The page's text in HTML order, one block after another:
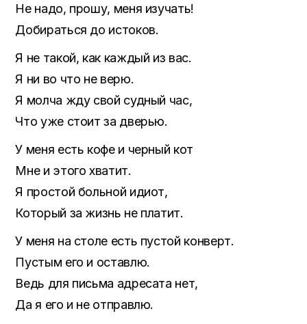
Не надо, прошу, меня изучать!
Добираться до истоков.
Я не такой, как каждый из вас.
Я ни во что не верю.
Я молча жду свой судный час,
Что уже стоит за дверью.
У меня есть кофе и черный кот
Мне и этого хватит.
Я простой больной идиот,
Который за жизнь не платит.
У меня на столе есть пустой конверт.
Пустым его и оставлю.
Ведь для письма адресата нет,
Да я его и не отправлю.